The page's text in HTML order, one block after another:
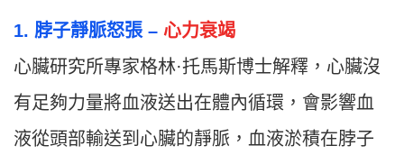
1. 脖子靜脈怒張 – 心力衰竭
心臟研究所專家格林·托馬斯博士解釋，心臟沒
有足夠力量將血液送出在體內循環，會影響血
液從頭部輸送到心臟的靜脈，血液淤積在脖子